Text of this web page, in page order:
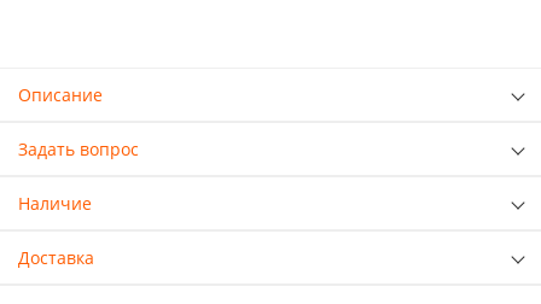
Описание
Задать вопрос
Наличие
Доставка